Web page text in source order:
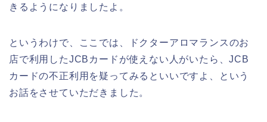
きるようになりましたよ。
というわけで、ここでは、ドクターアロマランスのお
店で利用したJCBカードが使えない人がいたら、JCB
カードの不正利用を疑ってみるといいですよ、という
お話をさせていただきました。